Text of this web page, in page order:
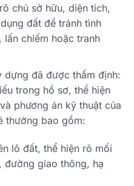
chủ sở hữu, diện tích,
đất để tránh tình
chiếm hoặc tranh
dựng đã được thẩm định:
trong hồ sơ, thể hiện
phương án kỹ thuật của
thường bao gồm:
lô đất, thể hiện rõ mối
đường giao thông, hạ